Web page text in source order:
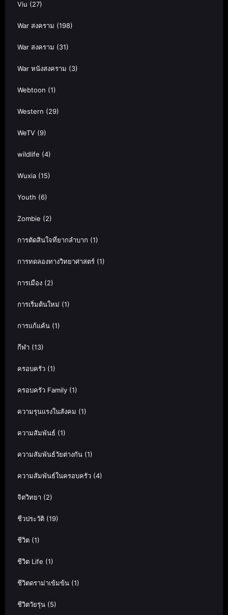
Viu (27)
War สงคราม (198)
War สงคราม (31)
War หนังสงคราม (3)
Webtoon (1)
Western (29)
WeTV (9)
wildlife (4)
Wuxia (15)
Youth (6)
Zombie (2)
การตัดสินใจที่ยากลำบาก (1)
การทดลองทางวิทยาศาสตร์ (1)
การเมือง (2)
การเริ่มต้นใหม่ (1)
การแก้แค้น (1)
กีฬา (13)
ครอบครัว (1)
ครอบครัว Family (1)
ความรุนแรงในสังคม (1)
ความสัมพันธ์ (1)
ความสัมพันธ์วัยต่างกัน (1)
ความสัมพันธ์ในครอบครัว (4)
จิตวิทยา (2)
ชีวประวัติ (19)
ชีวิต (1)
ชีวิต Life (1)
ชีวิตดราม่าเข้มข้น (1)
ชีวิตวัยรุ่น (5)